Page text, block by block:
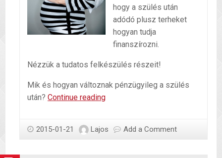
hogy a szülés után
adódó plusz terheket
hogyan tudja
finanszírozni.
Nézzük a tudatos felkészülés részeit!
Mik és hogyan változnak pénzügyileg a szülés
után? Continue readingSzülés
csak
2015-01-21 Lajos Add a Comment